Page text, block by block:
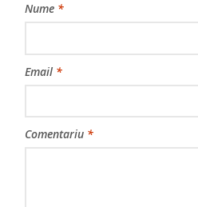
Nume *
Email *
Comentariu *